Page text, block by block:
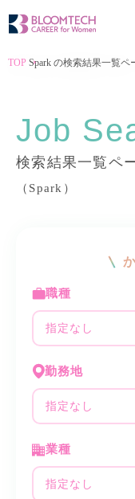
TOP Spark の検索結果一覧ペ
Job
検索結果一覧ペ
（Spark）
職種
指定なし
勤務地
指定なし
業種
指定なし